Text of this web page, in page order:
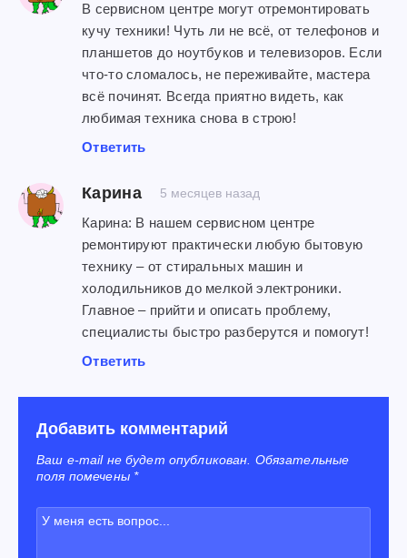
В сервисном центре могут отремонтировать
кучу техники! Чуть ли не всё, от телефонов и
планшетов до ноутбуков и телевизоров. Если
что-то сломалось, не переживайте, мастера
всё починят. Всегда приятно видеть, как
любимая техника снова в строю!
Ответить
Карина 5 месяцев назад
Карина: В нашем сервисном центре
ремонтируют практически любую бытовую
технику – от стиральных машин и
холодильников до мелкой электроники.
Главное – прийти и описать проблему,
специалисты быстро разберутся и помогут!
Ответить
Добавить комментарий
Ваш e-mail не будет опубликован. Обязательные
поля помечены *